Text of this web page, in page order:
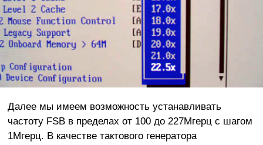
Далее мы имеем возможность устанавливать
частоту FSB в пределах от 100 до 227Мгерц с шагом
1Мгерц. В качестве тактового генератора